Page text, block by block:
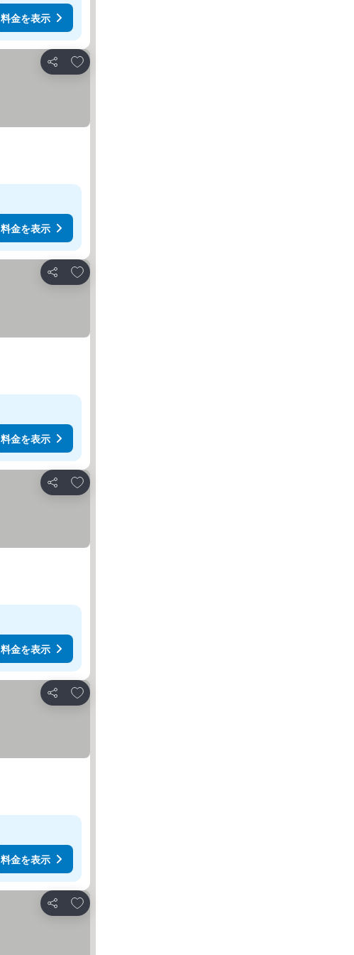
料金を表示
シェア
お気に入りに追加
料金を表示
シェア
お気に入りに追加
料金を表示
シェア
お気に入りに追加
料金を表示
シェア
お気に入りに追加
料金を表示
シェア
お気に入りに追加